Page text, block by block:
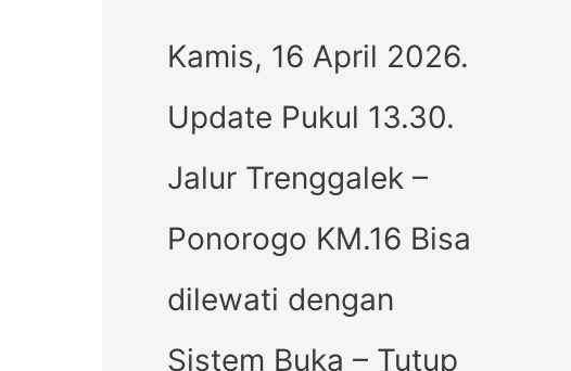
Kamis, 16 April 2026.
Update Pukul 13.30.
Jalur Trenggalek –
Ponorogo KM.16 Bisa
dilewati dengan
Sistem Buka – Tutup